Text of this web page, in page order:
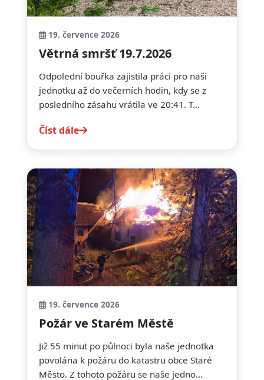
19. července 2026
Větrná smršť 19.7.2026
Odpolední bouřka zajistila práci pro naši
jednotku až do večerních hodin, kdy se z
posledního zásahu vrátila ve 20:41. T...
Číst dále
19. července 2026
Požár ve Starém Městě
Již 55 minut po půlnoci byla naše jednotka
povolána k požáru do katastru obce Staré
Město. Z tohoto požáru se naše jedno...